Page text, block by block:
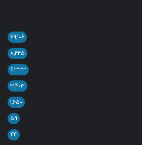
۶۹,۱۰۶
۸,۴۴۵
۶,۳۳۳
۳,۴۰۳
۱,۶۵۰
۵۹
۴۴